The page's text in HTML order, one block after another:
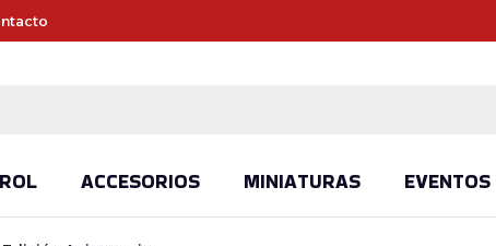
ROL ACCESORIOS MINIATURAS EVENTOS